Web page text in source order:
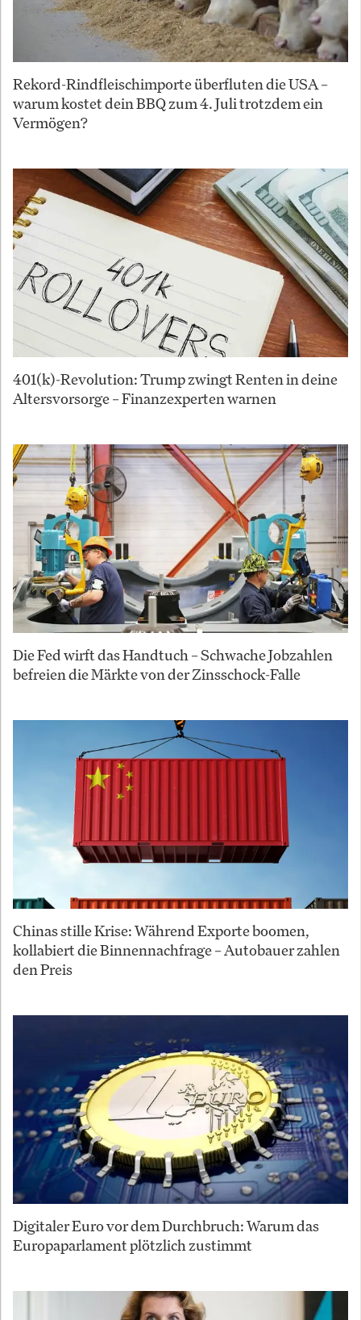
Rekord-Rindfleischimporte überfluten die USA –
warum kostet dein BBQ zum 4. Juli trotzdem ein
Vermögen?
401(k)-Revolution: Trump zwingt Renten in deine
Altersvorsorge – Finanzexperten warnen
Die Fed wirft das Handtuch – Schwache Jobzahlen
befreien die Märkte von der Zinsschock-Falle
Chinas stille Krise: Während Exporte boomen,
kollabiert die Binnennachfrage – Autobauer zahlen
den Preis
Digitaler Euro vor dem Durchbruch: Warum das
Europaparlament plötzlich zustimmt